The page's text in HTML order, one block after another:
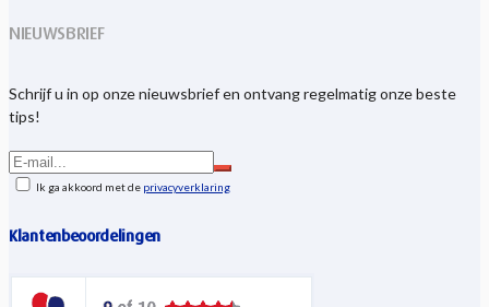
NIEUWSBRIEF
Schrijf u in op onze nieuwsbrief en ontvang regelmatig onze beste
tips!
Ik ga akkoord met de privacyverklaring
Klantenbeoordelingen